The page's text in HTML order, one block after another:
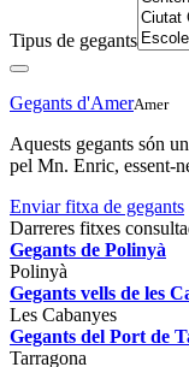
Tipus de gegants
Gegants d'AmerAmer
Aquests gegants són
pel Mn. Enric, essent-
Enviar fitxa de gegants
Darreres fitxes
Gegants de Polinyà
Polinyà
Gegants vells de les
Les Cabanyes
Gegants del Port de
Tarragona